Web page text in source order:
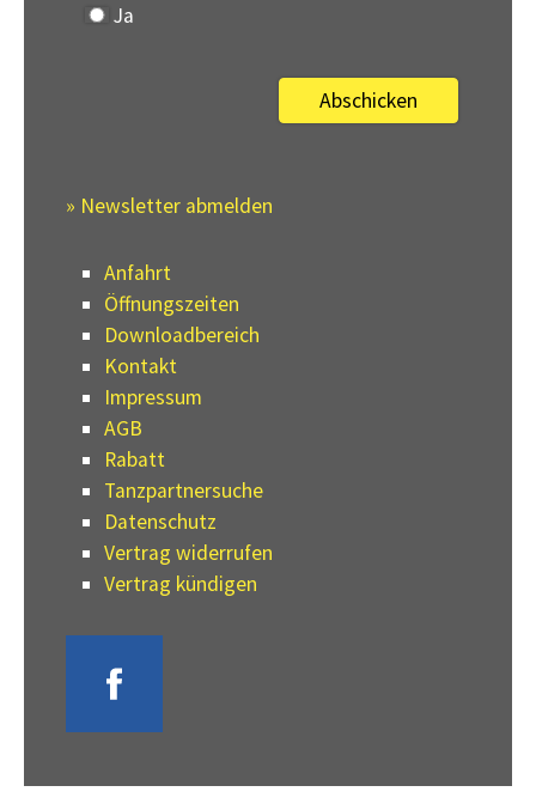
Ja
» Newsletter abmelden
Anfahrt
Öffnungszeiten
Downloadbereich
Kontakt
Impressum
AGB
Rabatt
Tanzpartnersuche
Datenschutz
Vertrag widerrufen
Vertrag kündigen